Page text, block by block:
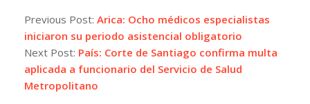
04-
04
Previous Post: Arica: Ocho médicos especialistas
iniciaron su periodo asistencial obligatorio
Next Post: País: Corte de Santiago confirma multa
aplicada a funcionario del Servicio de Salud
Metropolitano